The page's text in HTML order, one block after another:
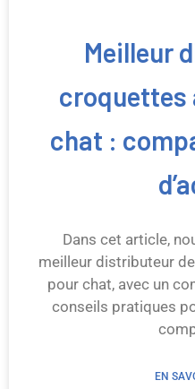
Meilleur
croquettes
chat :
Dans cet article,
meilleur distributeur
pour chat, avec un
conseils pratiques
EN